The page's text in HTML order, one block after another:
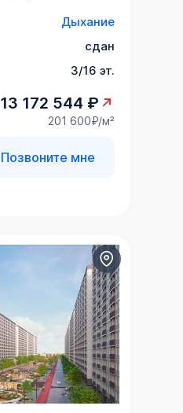
Дыхание
сдан
3/16 эт.
13 172 544 ₽
201 600₽/м²
Позвоните мне